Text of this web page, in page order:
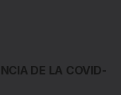
DE LA COVID-